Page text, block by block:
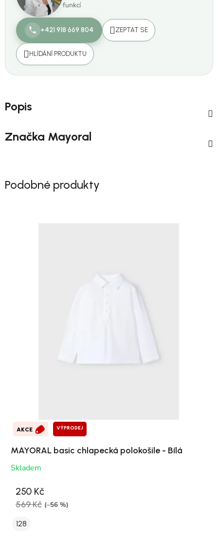
funkcí
+421 918 669 804 ZEPTAT SE
HLÍDÁNÍ PRODUKTU
Popis
Značka Mayoral
Podobné produkty
AKCE VÝPRODEJ
MAYORAL basic chlapecká polokošile - Bílá
Skladem
250 Kč
569 Kč (–56 %)
128